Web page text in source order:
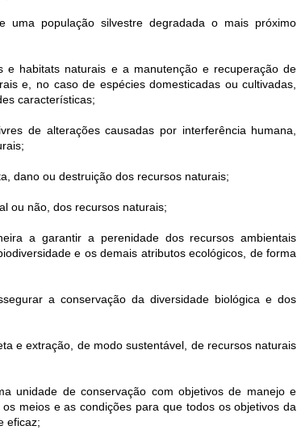
uma população silvestre degradada o mais próximo
e habitats naturais e a manutenção e recuperação de
e, no caso de espécies domesticadas ou cultivadas,
características;
de alterações causadas por interferência humana,
dano ou destruição dos recursos naturais;
ou não, dos recursos naturais;
a garantir a perenidade dos recursos ambientais
e os demais atributos ecológicos, de forma
a conservação da diversidade biológica e dos
e extração, de modo sustentável, de recursos naturais
unidade de conservação com objetivos de manejo e
meios e as condições para que todos os objetivos da
eficaz;